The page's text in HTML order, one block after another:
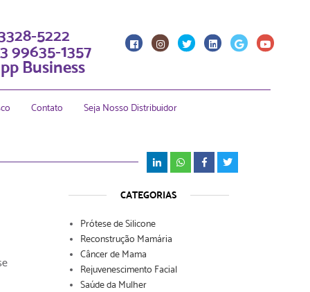
5222
99635-1357
Business
Contato Seja Nosso Distribuidor
CATEGORIAS
Prótese de Silicone
Reconstrução Mamária
Câncer de Mama
Rejuvenescimento Facial
Saúde da Mulher